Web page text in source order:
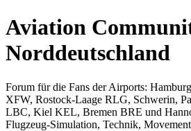
Aviation
Norddeutschland
Forum für die Fans der Airports:
XFW, Rostock-Laage RLG, Schwerin,
LBC, Kiel KEL, Bremen BRE und
Flugzeug-Simulation, Technik,